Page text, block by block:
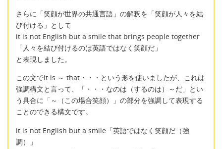
さらに「笑顔が世界の共通言語」の解釈を「笑顔が人々を結
び付ける」として
it is not English but a smile that brings people together
「人々を結び付けるのは英語ではなく笑顔だ」
と表現しました。
この文でit is ～ that・・・という形を使いましたが、これは
強調構文と言って、「・・・なのは（するのは）～だ」とい
う具合に「～（この場合笑顔）」の部分を強調して表現する
ことのできる構文です。
it is not English but a smile「英語ではなく笑顔だ（強
調）」